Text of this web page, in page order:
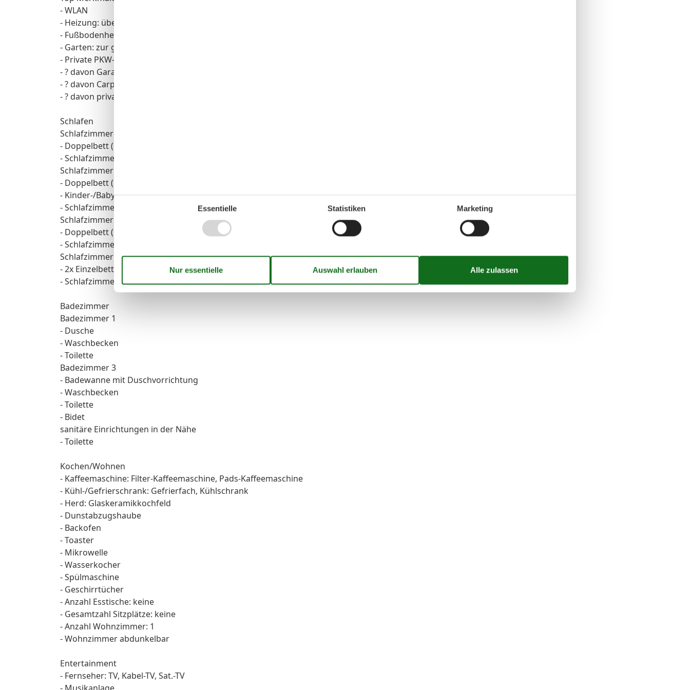
- WLAN
- Heizung: überall
- Fußbodenheizung: überall
- Garten: zur gemeinschaftlichen Nutzung
- Private PKW-Stellplätze insgesamt für diese Unterkunft: keinen
- ? davon Garagenstellplätze: keinen
- ? davon Carport-Stellplätze: keinen
- ? davon private Außen­stellplätze: keinen
Schlafen
Schlafzimmer 1
- Doppelbett (1,80m Breite)
- Schlafzimmer abdunkelbar
Schlafzimmer 3
- Doppelbett (1,80m Breite)
- Kinder-/Babybett
- Schlafzimmer abdunkelbar
Schlafzimmer 5
- Doppelbett (1,80m Breite)
- Schlafzimmer abdunkelbar
Schlafzimmer 7
- 2x Einzelbett
- Schlafzimmer abdunkelbar
Badezimmer
Badezimmer 1
- Dusche
- Waschbecken
- Toilette
Badezimmer 3
- Badewanne mit Duschvorrichtung
- Waschbecken
- Toilette
- Bidet
sanitäre Einrichtungen in der Nähe
- Toilette
Kochen/Wohnen
- Kaffeemaschine: Filter-Kaffeemaschine, Pads-Kaffeemaschine
- Kühl-/Gefrierschrank: Gefrierfach, Kühlschrank
- Herd: Glaskeramikkochfeld
- Dunstabzugshaube
- Backofen
- Toaster
- Mikrowelle
- Wasserkocher
- Spülmaschine
- Geschirrtücher
- Anzahl Esstische: keine
- Gesamtzahl Sitzplätze: keine
- Anzahl Wohnzimmer: 1
- Wohnzimmer abdunkelbar
Entertainment
- Fernseher: TV, Kabel-TV, Sat.-TV
Essentielle Statistiken Marketing